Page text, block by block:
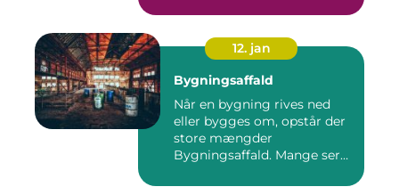
12. jan
Bygningsaffald
Når en bygning rives ned
eller bygges om, opstår der
store mængder
Bygningsaffald. Mange ser